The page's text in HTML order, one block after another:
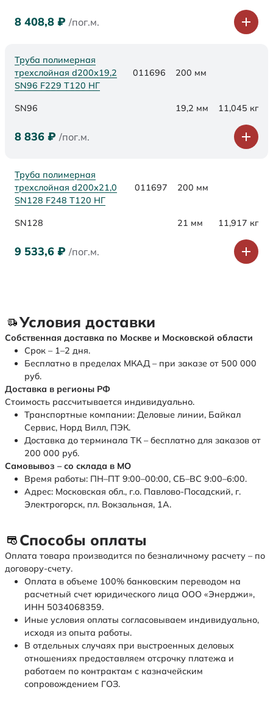
8 408,8 ₽ /пог.м.
Труба полимерная
трехслойная d200х19,2
SN96 F229 Т120 НГ
011696 200 мм
SN96 19,2 мм 11,045 кг
8 836 ₽ /пог.м.
Труба полимерная
трехслойная d200х21,0
SN128 F248 Т120 НГ
011697 200 мм
SN128 21 мм 11,917 кг
9 533,6 ₽ /пог.м.
Условия доставки
Собственная доставка по Москве и Московской области
Срок – 1–2 дня.
Бесплатно в пределах МКАД – при заказе от 500 000
руб.
Доставка в регионы РФ
Стоимость рассчитывается индивидуально.
Транспортные компании: Деловые линии, Байкал
Сервис, Норд Вилл, ПЭК.
Доставка до терминала ТК – бесплатно для заказов от
200 000 руб.
Самовывоз – со склада в МО
Время работы: ПН–ПТ 9:00–00:00, СБ–ВС 9:00–6:00.
Адрес: Московская обл., г.о. Павлово-Посадский, г.
Электрогорск, пл. Вокзальная, 1А.
Способы оплаты
Оплата товара производится по безналичному расчету – по
договору-счету.
Оплата в объеме 100% банковским переводом на
расчетный счет юридического лица ООО «Энерджи»,
ИНН 5034068359.
Иные условия оплаты согласовываем индивидуально,
исходя из опыта работы.
В отдельных случаях при выстроенных деловых
отношениях предоставляем отсрочку платежа и
работаем по контрактам с казначейским
сопровождением ГОЗ.